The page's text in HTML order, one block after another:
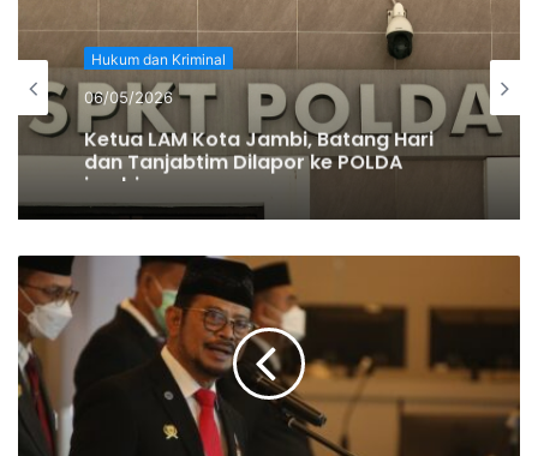
Hukum dan Kriminal
06/05/2026
Ketua LAM Kota Jambi, Batang Hari
dan Tanjabtim Dilapor ke POLDA
jambi